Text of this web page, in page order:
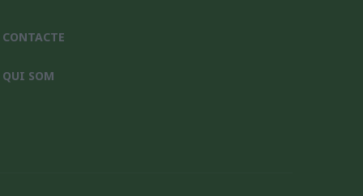
CONTACTE
QUI SOM